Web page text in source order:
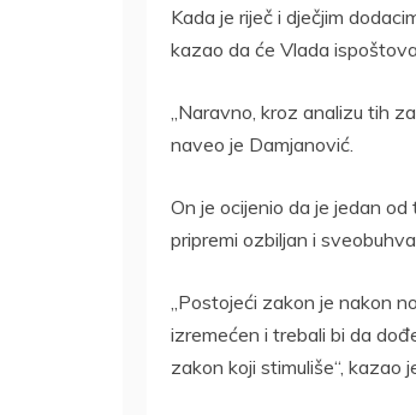
Kada je riječ i dječjim
kazao da će Vlada
„Naravno, kroz analizu tih
naveo je Damjanović.
On je ocijenio da je jedan
pripremi ozbiljan i
„Postojeći zakon je nakon
izremećen i trebali bi da
zakon koji stimuliše“, kazao